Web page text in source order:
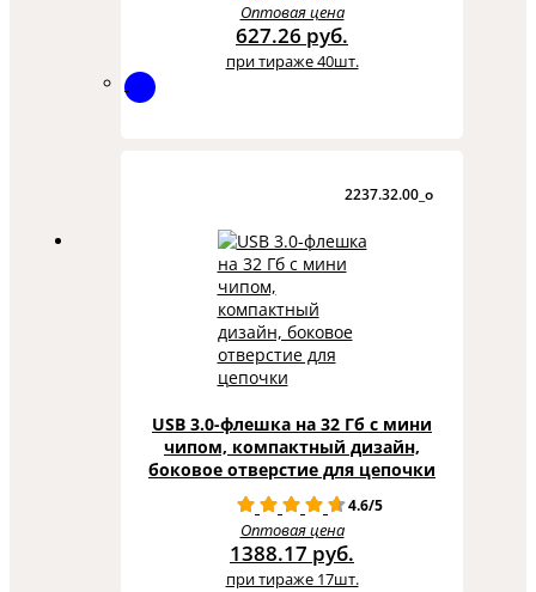
Оптовая цена
627.26 руб.
при тираже 40шт.
2237.32.00_o
USB 3.0-флешка на 32 Гб с мини
чипом, компактный дизайн,
боковое отверстие для цепочки
4.6/5
Оптовая цена
1388.17 руб.
при тираже 17шт.